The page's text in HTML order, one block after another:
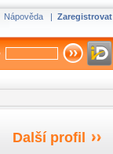
Nápověda | Zaregistrovat
Další profil